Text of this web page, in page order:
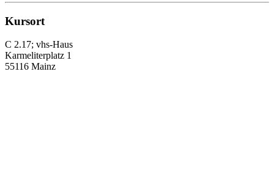
Kursort
C 2.17; vhs-Haus
Karmeliterplatz 1
55116 Mainz